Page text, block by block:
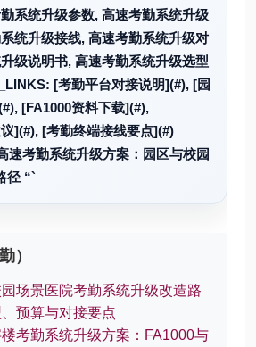
系统升级参数, 高速考勤系统升级
统升级接线, 高速考勤系统升级对
级说明书, 高速考勤系统升级选型
[考勤平台对接说明](#), [园
[FA1000资料下载](#),
](#), [考勤终端接线要点](#)
速考勤系统升级方案：园区与校园
径 “`
）
场景医院考勤系统升级改造路
预算与对接要点
考勤系统升级方案：FA1000与